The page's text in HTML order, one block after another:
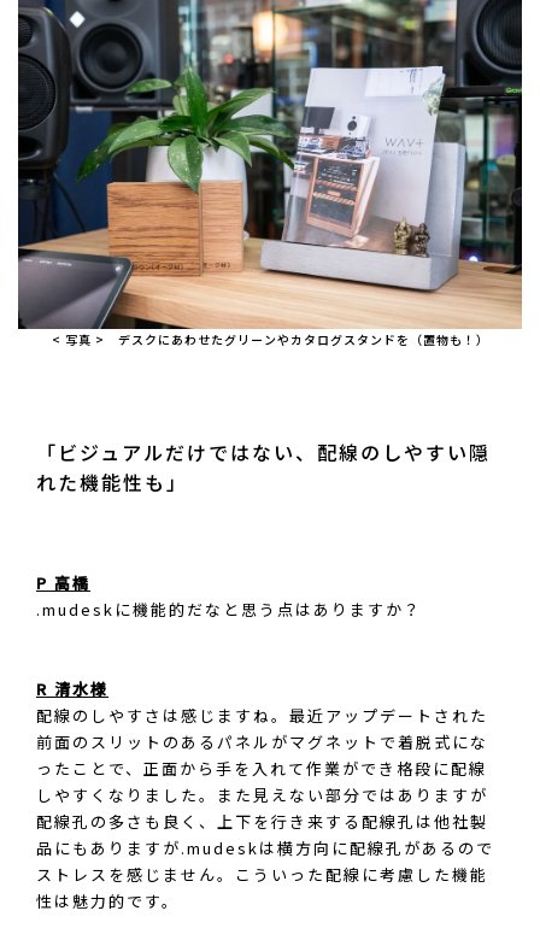
< 写真 > デスクにあわせたグリーンやカタログスタンドを（置物も！）
「ビジュアルだけではない、配線のしやすい隠
れた機能性も」
P 高橋
.mudeskに機能的だなと思う点はありますか？
R 清水様
配線のしやすさは感じますね。最近アップデートされた
前面のスリットのあるパネルがマグネットで着脱式にな
ったことで、正面から手を入れて作業ができ格段に配線
しやすくなりました。また見えない部分ではありますが
配線孔の多さも良く、上下を行き来する配線孔は他社製
品にもありますが.mudeskは横方向に配線孔があるので
ストレスを感じません。こういった配線に考慮した機能
性は魅力的です。